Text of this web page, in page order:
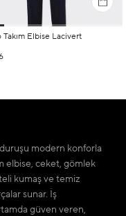
Takım Elbise Lacivert
modern konforla
elbise, ceket, gömlek
kumaş ve temiz
sunar. İş
güven veren,